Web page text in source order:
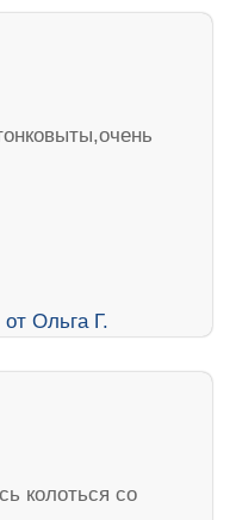
колоться со